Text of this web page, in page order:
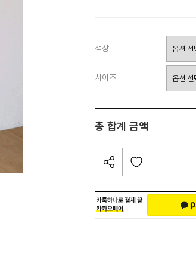
색상
사이즈
총 합계 금액